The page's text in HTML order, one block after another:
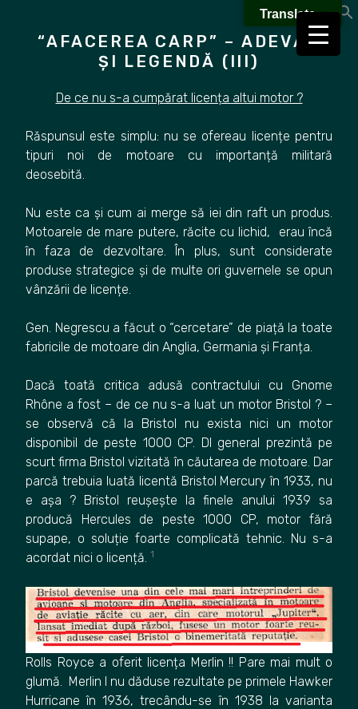
“AFACEREA CARP” – ADEVĂR
ȘI LEGENDĂ (III)
De ce nu s-a cumpărat licența altui motor ?
Răspunsul este simplu: nu se ofereau licențe pentru
tipuri noi de motoare cu importanță militară
deosebită.
Nu este ca și cum ai merge să iei din raft un produs.
Motoarele de mare putere, răcite cu lichid, erau încă
în faza de dezvoltare. În plus, sunt considerate
produse strategice și de multe ori guvernele se opun
vânzării de licențe.
Gen. Negrescu a făcut o “cercetare” de piață la toate
fabricile de motoare din Anglia, Germania și Franța.
Dacă toată critica adusă contractului cu Gnome
Rhône a fost – de ce nu s-a luat un motor Bristol ? –
se observă că la Bristol nu exista nici un motor
disponibil de peste 1000 CP. Dl general prezintă pe
scurt firma Bristol vizitată în căutarea de motoare. Dar
parcă trebuia luată licentă Bristol Mercury în 1933, nu
e așa ? Bristol reușește la finele anului 1939 sa
producă Hercules de peste 1000 CP, motor fără
supape, o soluție foarte complicată tehnic. Nu s-a
acordat nici o licență. 1
Rolls Royce a oferit licența Merlin !! Pare mai mult o
glumă. Merlin I nu dăduse rezultate pe primele Hawker
Hurricane în 1936, trecându-se în 1938 la varianta
Translate »